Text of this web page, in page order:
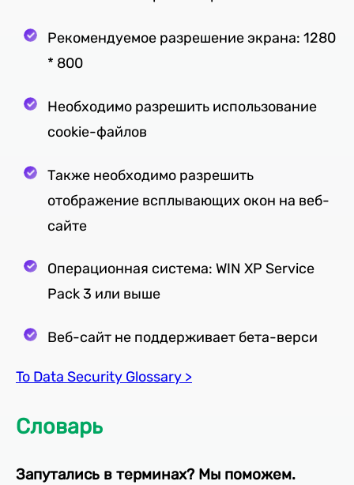
Рекомендуемое разрешение экрана: 1280
* 800
Необходимо разрешить использование
cookie-файлов
Также необходимо разрешить
отображение всплывающих окон на веб-
сайте
Операционная система: WIN XP Service
Pack 3 или выше
Веб-сайт не поддерживает бета-верси
To Data Security Glossary >
Словарь
Запутались в терминах? Мы поможем.